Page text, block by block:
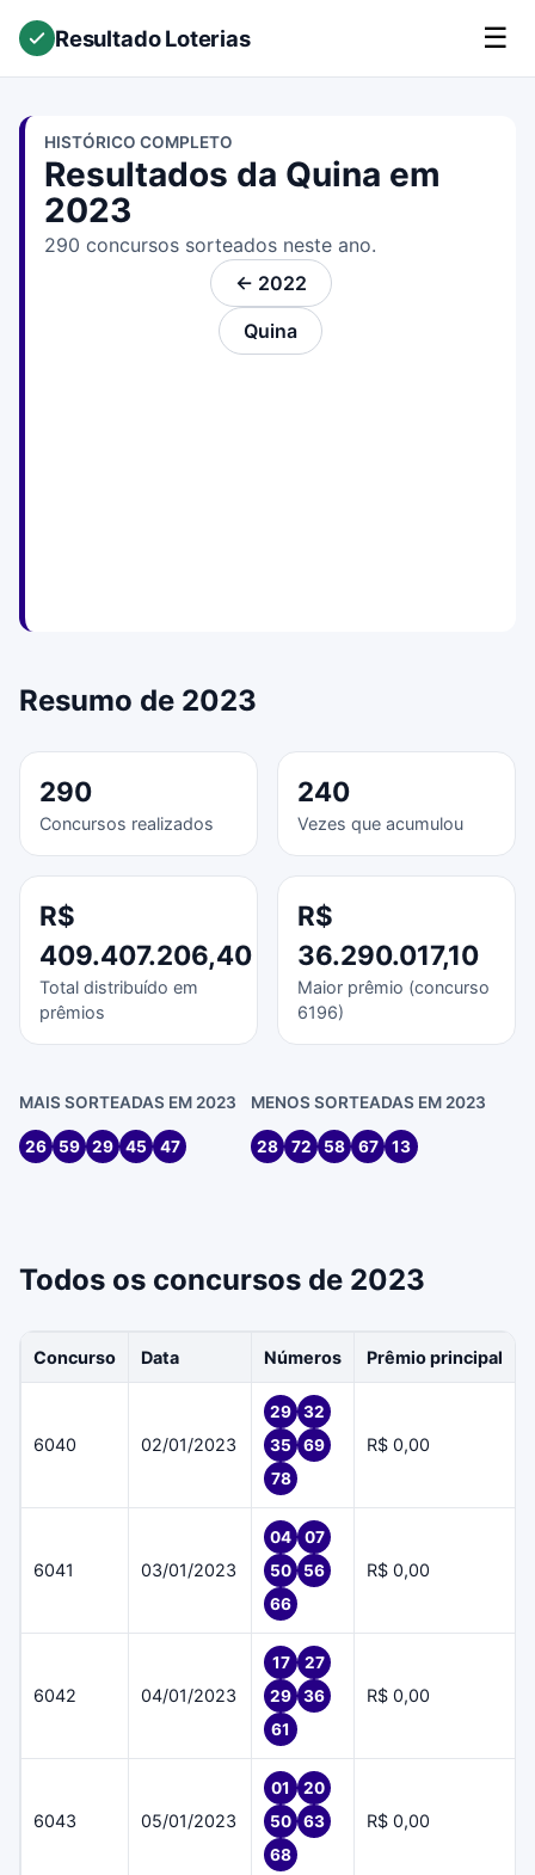
Resultado Loterias ☰
HISTÓRICO COMPLETO
Resultados da Quina em
2023
290 concursos sorteados neste ano.
← 2022
Quina
Resumo de 2023
290
Concursos realizados
240
Vezes que acumulou
R$
409.407.206,40
Total distribuído em
prêmios
R$
36.290.017,10
Maior prêmio (concurso
6196)
MAIS SORTEADAS EM 2023
26 59 29 45 47
MENOS SORTEADAS EM 2023
28 72 58 67 13
Todos os concursos de 2023
Concurso Data Números Prêmio principal
6040 02/01/2023
29
32
35
69
78
R$ 0,00
6041 03/01/2023
04
07
50
56
66
R$ 0,00
6042 04/01/2023
17
27
29
36
61
R$ 0,00
6043 05/01/2023
01
20
50
63
68
R$ 0,00